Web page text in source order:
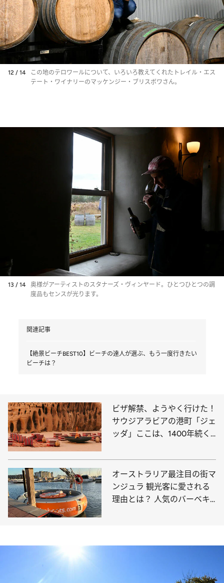
12 / 14
この地のテロワールについて、いろいろ教えてくれたトレイル・エス
テート・ワイナリーのマッケンジー・ブリスボワさん。
13 / 14
奥様がアーティストのスタナーズ・ヴィンヤード。ひとつひとつの調
度品もセンスが光ります。
関連記事
【絶景ビーチBEST10】ビーチの達人が選ぶ、もう一度行きたい
ビーチは？
ビザ解禁、ようやく行けた！
サウジアラビアの港町「ジェ
ッダ」ここは、1400年続く
オーストラリア最注目の街マ
ンジュラ 観光客に愛される
理由とは？ 人気のバーベキ